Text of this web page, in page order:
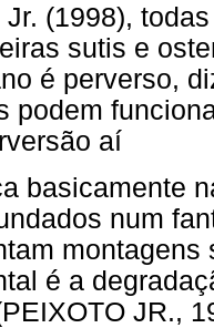
(1998),
sutis e
é perverso,
podem
aí
basicamente
num
é a
JR.,